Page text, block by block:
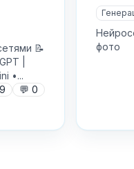
📝
|
•...
💬 0
фото